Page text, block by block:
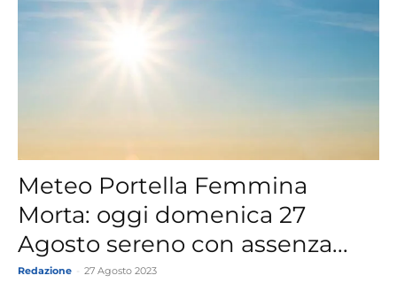
Meteo Portella Femmina
Morta: oggi domenica 27
Agosto sereno con assenza...
Redazione 27 Agosto 2023